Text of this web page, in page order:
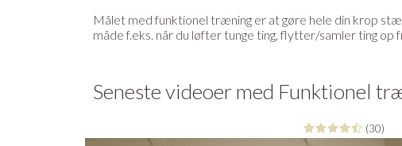
Målet med funktionel træning er at gøre hele din krop
måde f.eks. når du løfter tunge ting, flytter/samler ting
Seneste videoer med Funktionel
(30)